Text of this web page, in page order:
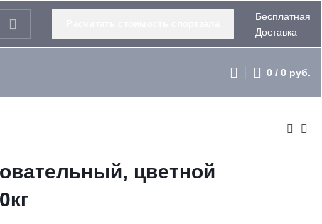
Бесплатная
Доставка
0 / 0 руб.
цветной